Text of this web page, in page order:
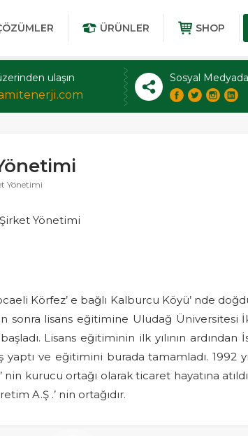
ÜRÜNLER SHOP
ulaşın Sosyal
Yönetimi
Yönetimi
Körfez’ e bağlı Kalburcu Köyü’ nde
sonra lisans eğitimine Uludağ
Lisans eğitiminin ilk yılının
yaptı ve eğitimini burada tamamladı. 1992
nin kurucu ortağı olarak ticaret hayatına
A.Ş .’ nin ortağıdır.